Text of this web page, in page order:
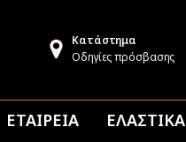
Κατάστημα
Οδηγίες πρόσβασης
ΕΤΑΙΡΕΙΑ ΕΛΑΣΤΙΚΑ